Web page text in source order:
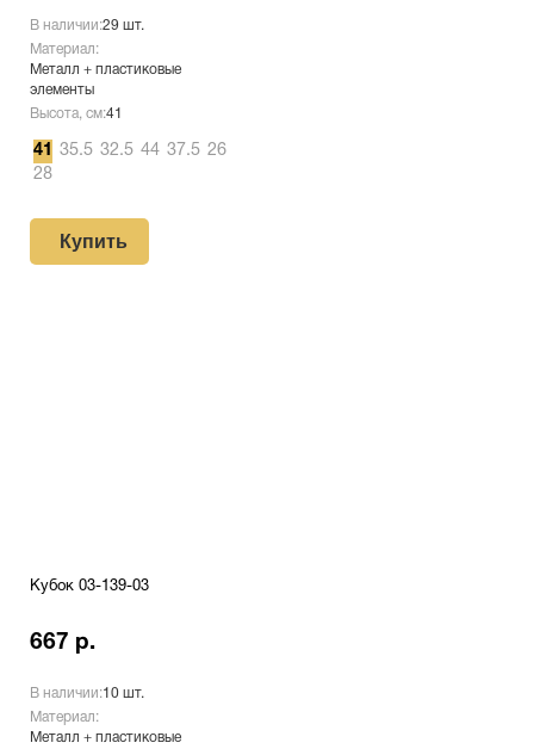
В наличии:29 шт.
Материал:
Металл + пластиковые
элементы
Высота, см:41
41 35.5 32.5 44 37.5 26
28
Купить
Кубок 03-139-03
667 р.
В наличии:10 шт.
Материал:
Металл + пластиковые